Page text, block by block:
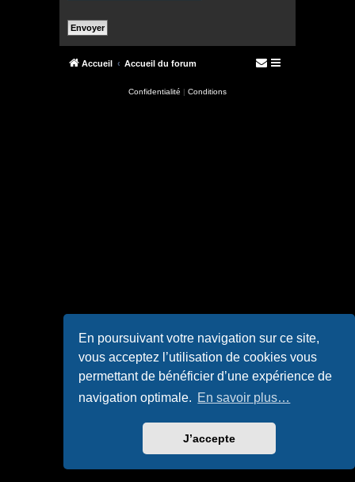
En poursuivant votre navigation sur ce site,
vous acceptez l’utilisation de cookies vous
permettant de bénéficier d’une expérience de
navigation optimale. En savoir plus…
J’accepte
Accueil Accueil du forum
Confidentialité | Conditions